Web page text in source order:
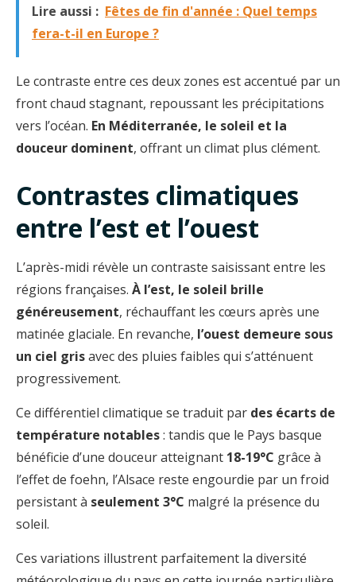
Lire aussi : Fêtes de fin d'année : Quel temps
fera-t-il en Europe ?
Le contraste entre ces deux zones est accentué par un
front chaud stagnant, repoussant les précipitations
vers l’océan. En Méditerranée, le soleil et la
douceur dominent, offrant un climat plus clément.
Contrastes climatiques
entre l’est et l’ouest
L’après-midi révèle un contraste saisissant entre les
régions françaises. À l’est, le soleil brille
généreusement, réchauffant les cœurs après une
matinée glaciale. En revanche, l’ouest demeure sous
un ciel grisavec des pluies faibles qui s’atténuent
progressivement.
Ce différentiel climatique se traduit par des écarts de
température notables: tandis que le Pays basque
bénéficie d’une douceur atteignant 18-19°C grâce à
l’effet de foehn, l’Alsace reste engourdie par un froid
persistant à seulement 3°C malgré la présence du
soleil.
Ces variations illustrent parfaitement la diversité